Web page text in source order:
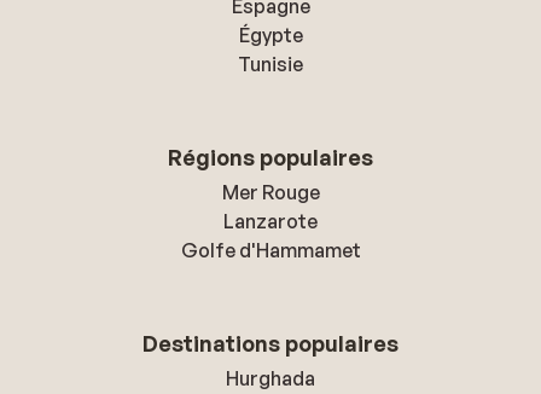
Espagne
Égypte
Tunisie
Régions populaires
Mer Rouge
Lanzarote
Golfe d'Hammamet
Destinations populaires
Hurghada